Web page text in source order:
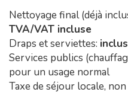
Nettoyage final (déjà
TVA/VAT incluse
Draps et serviettes: inclus
Services publics
pour un usage normal
Taxe de séjour locale,